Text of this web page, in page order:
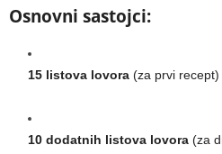
Osnovni sastojci:
15 listova lovora (za prvi recept)
10 dodatnih listova lovora (za